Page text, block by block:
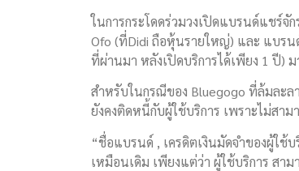
ในการกระโดดร่วมวงเปิดแบรนด์แชร์จั
Ofo (ที่Didi ถือหุ้นรายใหญ่) และ แบร
ที่ผ่านมา หลังเปิดบริการได้เพียง 1 ปี)
สำหรับในกรณีของ Bluegogo ที่ล้มละล
ยังคงติดหนี้กับผู้ใช้บริการ เพราะไม่สา
“ชื่อแบรนด์ , เครดิตเงินมัดจำของผู้ใช้
เหมือนเดิม เพียงแต่ว่า ผู้ใช้บริการ สา